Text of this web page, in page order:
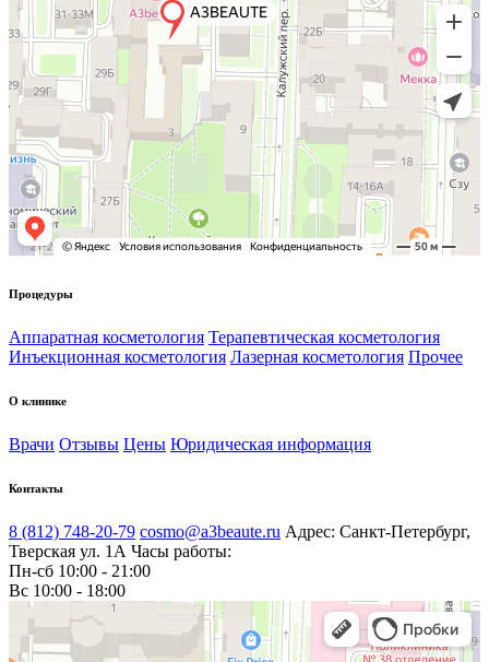
Процедуры
Аппаратная косметология Терапевтическая косметология
Инъекционная косметология Лазерная косметология Прочее
О клинике
Врачи Отзывы Цены Юридическая информация
Контакты
8 (812) 748-20-79 cosmo@a3beaute.ru Адрес: Санкт-Петербург,
Тверская ул. 1А Часы работы:
Пн-сб 10:00 - 21:00
Вс 10:00 - 18:00